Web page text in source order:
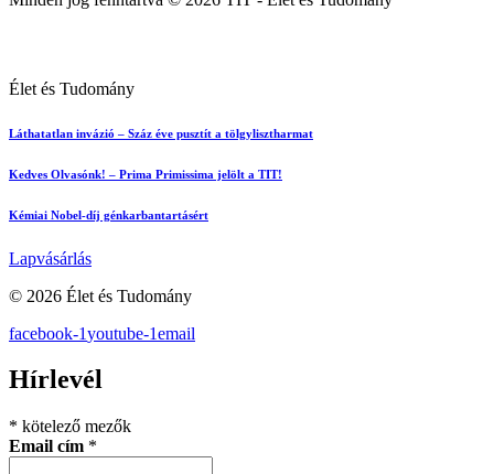
Élet és Tudomány
Láthatatlan invázió – Száz éve pusztít a tölgylisztharmat
Kedves Olvasónk! – Prima Primissima jelölt a TIT!
Kémiai Nobel-díj génkarbantartásért
Lapvásárlás
© 2026 Élet és Tudomány
facebook-1youtube-1email
Hírlevél
* kötelező mezők
Email cím *